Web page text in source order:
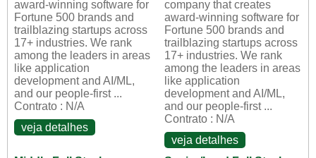
award-winning software for
Fortune 500 brands and
trailblazing startups across
17+ industries. We rank
among the leaders in areas
like application
development and AI/ML,
and our people-first ...
Contrato : N/A
veja detalhes
company that creates
award-winning software for
Fortune 500 brands and
trailblazing startups across
17+ industries. We rank
among the leaders in areas
like application
development and AI/ML,
and our people-first ...
Contrato : N/A
veja detalhes